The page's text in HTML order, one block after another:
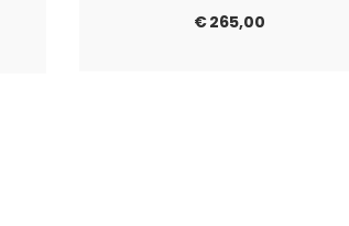
€265,00